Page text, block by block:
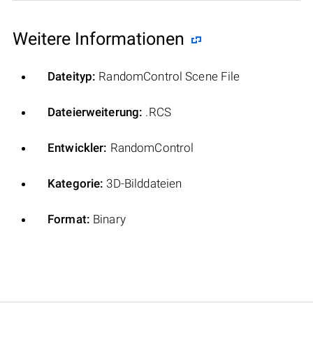
Weitere Informationen
Dateityp: RandomControl Scene File
Dateierweiterung: .RCS
Entwickler: RandomControl
Kategorie: 3D-Bilddateien
Format: Binary